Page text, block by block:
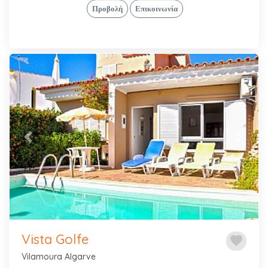
Προβολή Επικοινωνία
Previous Next
favorite
Vista Golfe
Vilamoura Algarve